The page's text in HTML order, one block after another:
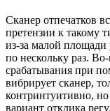
Сканер отпечатков
претензии к такому
из-за малой площади
по нескольку раз.
срабатывания при
вибрирует сканер,
контринтуитивно,
вариант отклика